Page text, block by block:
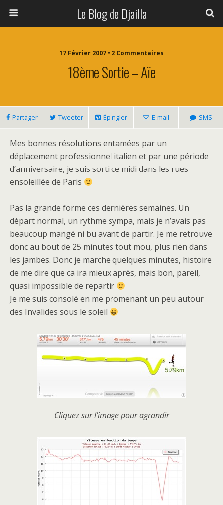
Le Blog de Djailla
17 Février 2007 • 2 Commentaires
18ème Sortie – Aïe
Partager Tweeter Épingler E-mail SMS
Mes bonnes résolutions entamées par un
déplacement professionnel italien et par une période
d’anniversaire, je suis sorti ce midi dans les rues
ensoleillée de Paris
Pas la grande forme ces dernières semaines. Un
départ normal, un rythme sympa, mais je n’avais pas
beaucoup mangé ni bu avant de partir. Je me retrouve
donc au bout de 25 minutes tout mou, plus rien dans
les jambes. Donc je marche quelques minutes, histoire
de me dire que ca ira mieux après, mais bon, pareil,
quasi impossible de repartir
Je me suis consolé en me promenant un peu autour
des Invalides sous le soleil
Cliquez sur l’image pour agrandir